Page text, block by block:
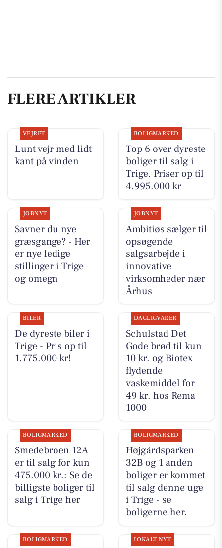
FLERE ARTIKLER
VEJRET
Lunt vejr med lidt
kant på vinden
BOLIGMARKED
Top 6 over dyreste
boliger til salg i
Trige. Priser op til
4.995.000 kr
JOBNYT
Savner du nye
græsgange? - Her
er nye ledige
stillinger i Trige
og omegn
JOBNYT
Ambitiøs sælger til
opsøgende
salgsarbejde i
innovative
virksomheder nær
Århus
BILER
De dyreste biler i
Trige - Pris op til
1.775.000 kr!
DAGLIGVARER
Schulstad Det
Gode brød til kun
10 kr. og Biotex
flydende
vaskemiddel for
49 kr. hos Rema
1000
BOLIGMARKED
Smedebroen 12A
er til salg for kun
475.000 kr.: Se de
billigste boliger til
salg i Trige her
BOLIGMARKED
Højgårdsparken
32B og 1 anden
boliger er kommet
til salg denne uge
i Trige - se
boligerne her.
BOLIGMARKED LOKALT NYT